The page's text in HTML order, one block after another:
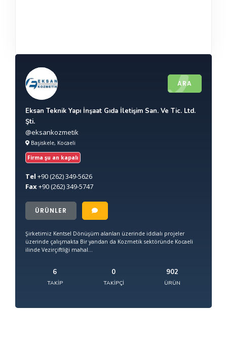
ARA
Eksan Teknik Yapı İnşaat Gıda İletişim San. Ve Tic. Ltd.
Şti.
@eksankozmetik
Başiskele, Kocaeli
Firma şu an kapalı
Tel +90(262) 349-5626
Fax+90(262) 349-5747
ÜRÜNLER
Şirketimiz Kentsel Dönüşüm alanları üzerinde iddialı projeler
üzerinde çalışmakta Bir yandan da Kozmetik sektöründe Kocaeli
ilinde Vezirçiftliği mahal...
6
TAKIP
0
TAKIPÇI
902
ÜRÜN